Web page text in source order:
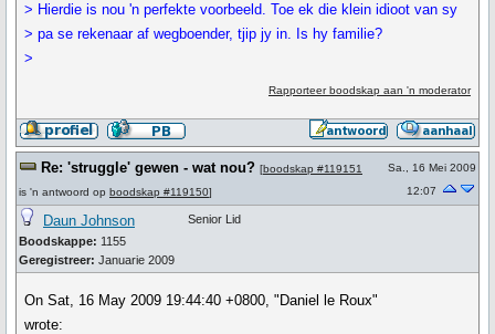
> Hierdie is nou 'n perfekte voorbeeld. Toe ek die klein idioot van sy
> pa se rekenaar af wegboender, tjip jy in. Is hy familie?
>
Rapporteer boodskap aan 'n moderator
Re: 'struggle' gewen - wat nou? [boodskap #119151
is 'n antwoord op boodskap #119150]
Sa., 16 Mei 2009
12:07
Daun Johnson
Boodskappe: 1155
Geregistreer: Januarie 2009
Senior Lid
On Sat, 16 May 2009 19:44:40 +0800, "Daniel le Roux"
wrote: